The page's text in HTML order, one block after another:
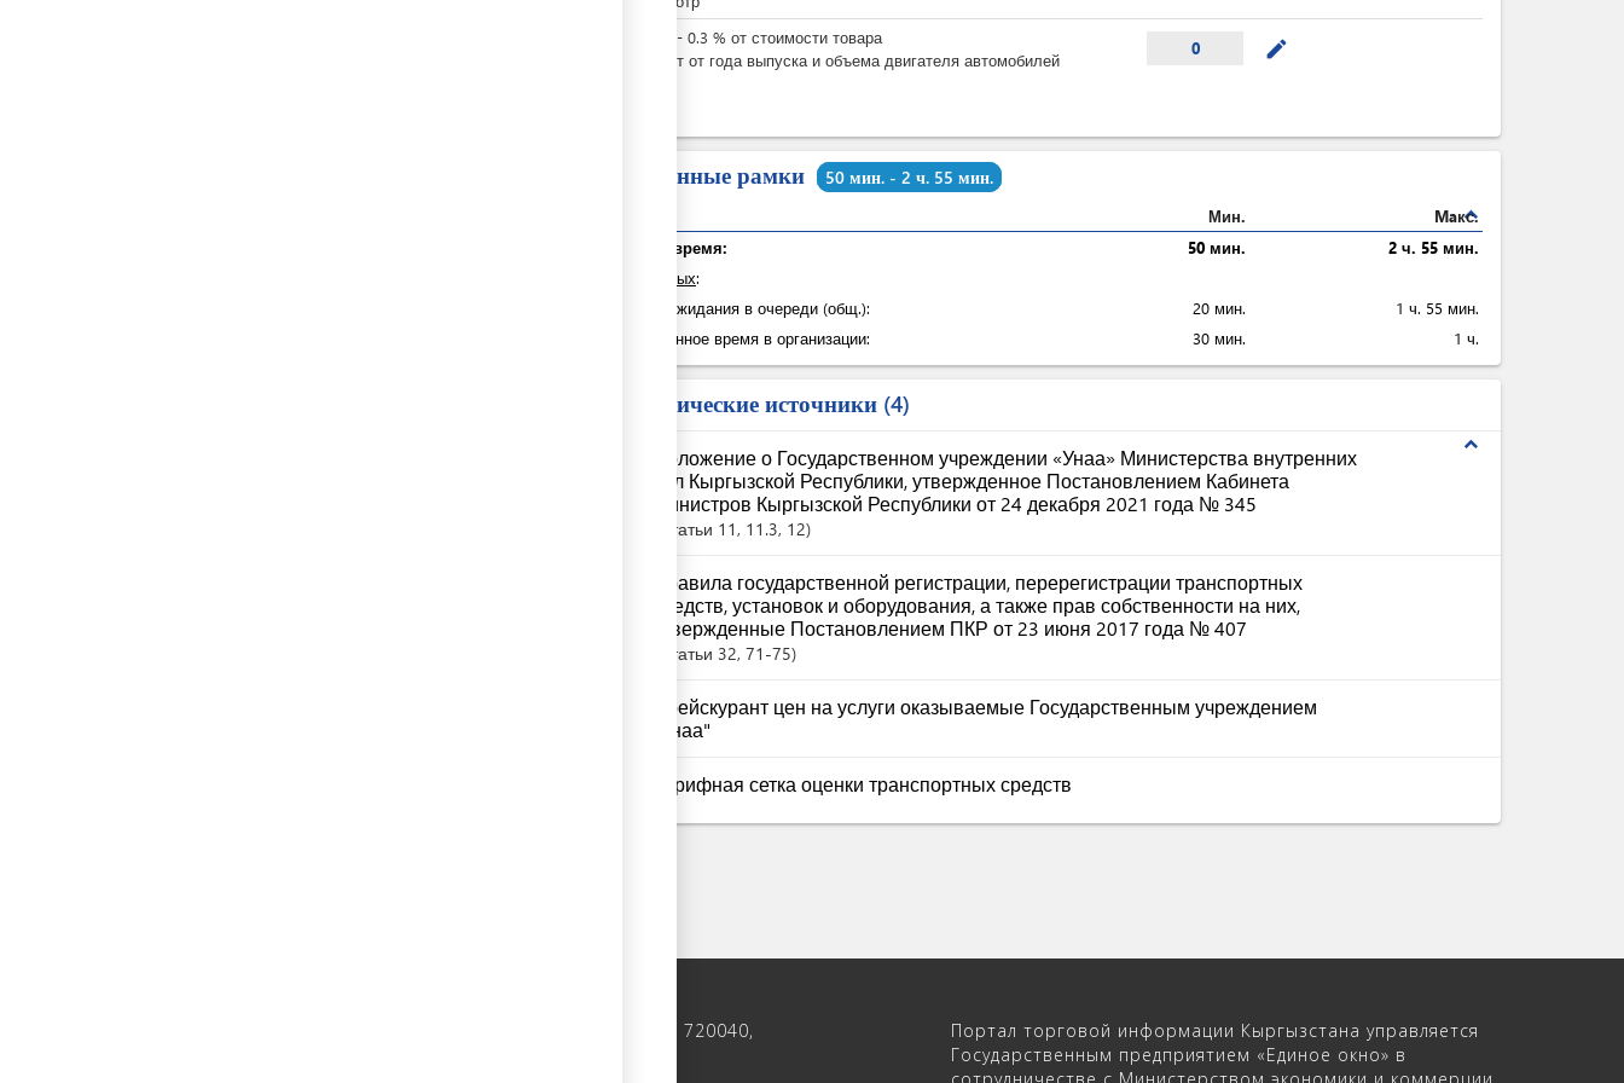
- 0.3 % от стоимости товара
Зависит от года выпуска и объема двигателя автомобилей
0 mode_edit
Временные рамки 50 мин. - 2 ч. 55 мин.
expand_less
Мин.
Maкс.
Общее время:
50 мин.
2 ч. 55 мин.
из которых:
Время ожидания в очереди (общ.):
20 мин.
1 ч. 55 мин.
Затраченное время в организации:
30 мин. 1 ч.
Юридические источники 4
expand_less
Положение о Государственном учреждении «Унаа» Министерства внутренних
дел Кыргызской Республики, утвержденное Постановлением Кабинета
Министров Кыргызской Республики от 24 декабря 2021 года № 345
Статьи 11, 11.3, 12
Правила государственной регистрации, перерегистрации транспортных
средств, установок и оборудования, а также прав собственности на них,
утвержденные Постановлением ПКР от 23 июня 2017 года № 407
Статьи 32, 71-75
Прейскурант цен на услуги оказываемые Государственным учреждением
"Унаа"
Тарифная сетка оценки транспортных средств
пр. Чуй 122, 4-ый этаж, 720040,
Портал торговой информации Кыргызстана управляется
Государственным предприятием «Единое окно» в